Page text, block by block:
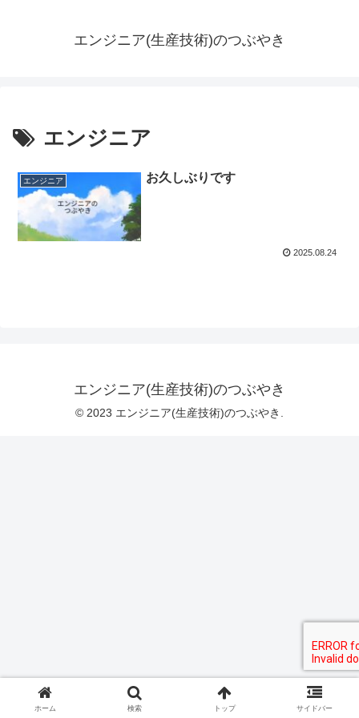
エンジニア(生産技術)のつぶやき
エンジニア
エンジニア お久しぶりです
2025.08.24
エンジニア(生産技術)のつぶやき
© 2023 エンジニア(生産技術)のつぶやき.
ホーム 検索 トップ サイドバー